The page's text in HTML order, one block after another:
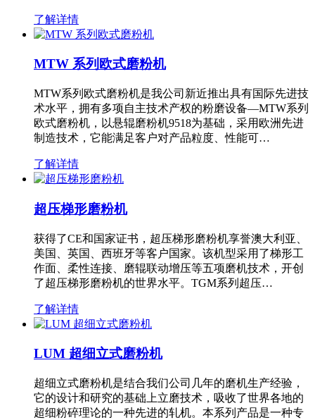
了解详情
MTW 系列欧式磨粉机
MTW系列欧式磨粉机是我公司新近推出具有国际先进技
术水平，拥有多项自主技术产权的粉磨设备—MTW系列
欧式磨粉机，以悬辊磨粉机9518为基础，采用欧洲先进
制造技术，它能满足客户对产品粒度、性能可…
了解详情
超压梯形磨粉机
获得了CE和国家证书，超压梯形磨粉机享誉澳大利亚、
美国、英国、西班牙等客户国家。该机型采用了梯形工
作面、柔性连接、磨辊联动增压等五项磨机技术，开创
了超压梯形磨粉机的世界水平。TGM系列超压…
了解详情
LUM 超细立式磨粉机
超细立式磨粉机是结合我们公司几年的磨机生产经验，
它的设计和研究的基础上立磨技术，吸收了世界各地的
超细粉碎理论的一种先进的轧机。本系列产品是一种专